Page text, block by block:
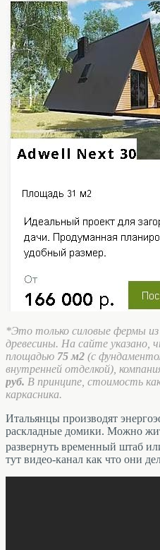
*Это только силовые фермы
древесины. На сайте указано,
площадью 75 м2 (с
внутренней отделкой),
руб. В принципе, стоимость
каркасника.
Итальянцы производят
раскладные домики. Можно
развернуть временный штаб
тут видео-канал как что они